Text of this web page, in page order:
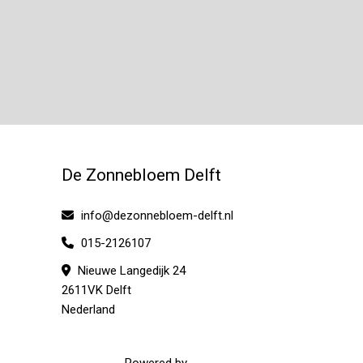
De Zonnebloem Delft
info@dezonnebloem-delft.nl
015-2126107
Nieuwe Langedijk 24
2611VK Delft
Nederland